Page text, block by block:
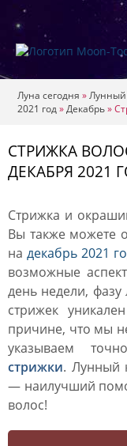
Луна сегодня »Лунный
2021 год»Декабрь»
СТРИЖКА
ДЕКАБРЯ 2021
Стрижка и
Вы также можете
на декабрь 2021
возможные
день недели,
стрижек
причине, что мы
указываем
стрижки. Лунный
— наилучший
волос!